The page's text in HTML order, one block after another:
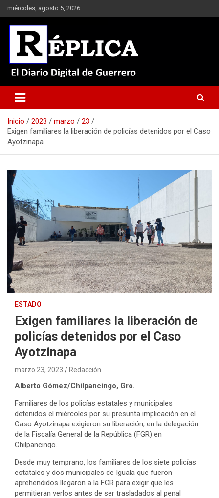
Saltar
al
contenido
miércoles, agosto 5, 2026
Réplica
Inicio 2023 marzo
23
Exigen familiares la liberación de policías detenidos por el Caso
Ayotzinapa
ESTADO
Exigen familiares la liberación de
policías detenidos por el Caso
Ayotzinapa
marzo 23, 2023 Redacción
Alberto Gómez/Chilpancingo, Gro.
Familiares de los policías estatales y municipales
detenidos el miércoles por su presunta implicación en el
Caso Ayotzinapa exigieron su liberación, en la delegación
de la Fiscalía General de la República (FGR) en
Chilpancingo.
Desde muy temprano, los familiares de los siete policías
estatales y dos municipales de Iguala que fueron
aprehendidos llegaron a la FGR para exigir que les
permitieran verlos antes de ser trasladados al penal